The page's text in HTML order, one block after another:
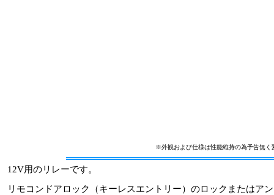
※外観および仕様は性能維持の為予告無く
12V用のリレーです。
リモコンドアロック（キーレスエントリー）のロックまたはア